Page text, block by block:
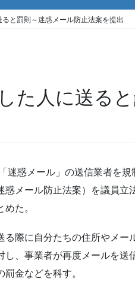
ると罰則～迷惑メール防止法案を提出
た人に送る
惑メール」の送信業者を規
メール防止法案）を議員立
た。
際に自分たちの住所やメー
、事業者が再度メールを送
金などを科す。